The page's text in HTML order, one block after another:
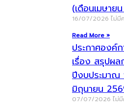
(เดือนเมษา
16/07/2026 ไม่มี
Read More »
ประกาศองค์
เรื่อง สรุปผล
ปีงบประมาณ
มิถุนายน
07/07/2026 ไม่